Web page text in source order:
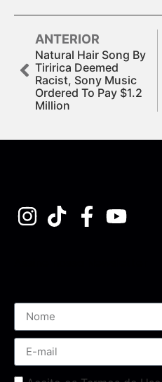
ANTERIOR
Natural Hair Song By
Tiririca Deemed
Racist, Sony Music
Ordered To Pay $1.2
Million